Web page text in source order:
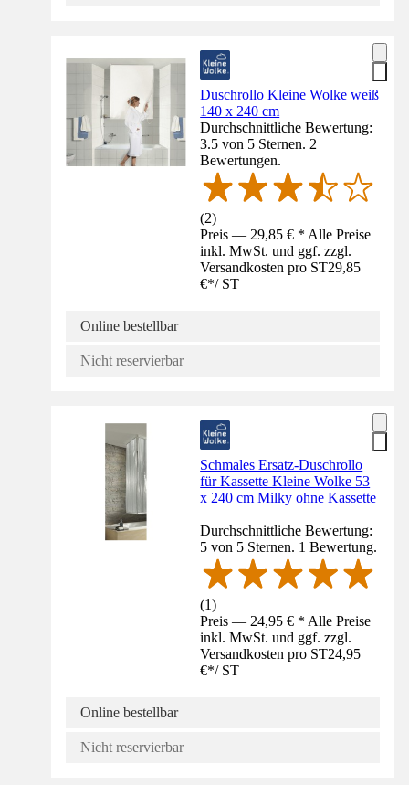
Duschrollo Kleine Wolke weiß
140 x 240 cm
Durchschnittliche Bewertung:
3.5 von 5 Sternen. 2
Bewertungen.
(2)
Preis — 29,85 € * Alle Preise
inkl. MwSt. und ggf. zzgl.
Versandkosten pro ST29,85
€*/ ST
Online bestellbar
Nicht reservierbar
Schmales Ersatz-Duschrollo
für Kassette Kleine Wolke 53
x 240 cm Milky ohne Kassette
Durchschnittliche Bewertung:
5 von 5 Sternen. 1 Bewertung.
(1)
Preis — 24,95 € * Alle Preise
inkl. MwSt. und ggf. zzgl.
Versandkosten pro ST24,95
€*/ ST
Online bestellbar
Nicht reservierbar